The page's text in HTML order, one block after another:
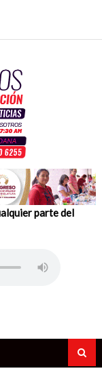
parte del